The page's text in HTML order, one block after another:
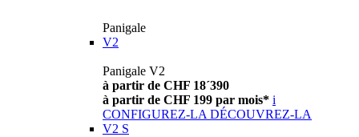
Panigale
V2
Panigale V2
à partir de CHF 18´390
à partir de CHF 199 par mois* i
CONFIGUREZ-LA DÉCOUVREZ-LA
V2 S